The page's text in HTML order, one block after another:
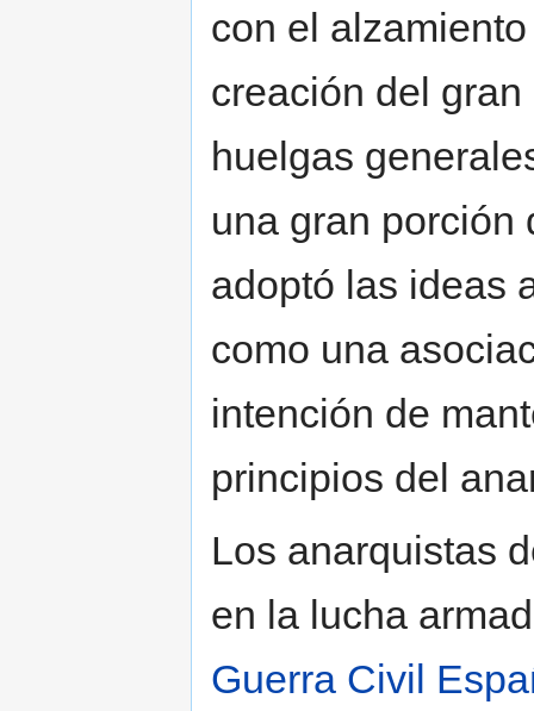
con el
creación del
huelgas
una gran porción
adoptó las ideas
como una
intención de
principios del
Los anarquistas
en la lucha
Guerra Civil